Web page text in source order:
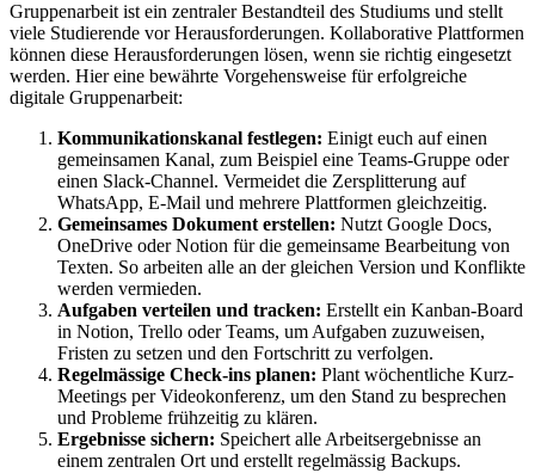
Gruppenarbeit ist ein zentraler Bestandteil des Studiums und stellt
viele Studierende vor Herausforderungen. Kollaborative Plattformen
können diese Herausforderungen lösen, wenn sie richtig eingesetzt
werden. Hier eine bewährte Vorgehensweise für erfolgreiche
digitale Gruppenarbeit:
Kommunikationskanal festlegen: Einigt euch auf einen
gemeinsamen Kanal, zum Beispiel eine Teams-Gruppe oder
einen Slack-Channel. Vermeidet die Zersplitterung auf
WhatsApp, E-Mail und mehrere Plattformen gleichzeitig.
Gemeinsames Dokument erstellen: Nutzt Google Docs,
OneDrive oder Notion für die gemeinsame Bearbeitung von
Texten. So arbeiten alle an der gleichen Version und Konflikte
werden vermieden.
Aufgaben verteilen und tracken: Erstellt ein Kanban-Board
in Notion, Trello oder Teams, um Aufgaben zuzuweisen,
Fristen zu setzen und den Fortschritt zu verfolgen.
Regelmässige Check-ins planen: Plant wöchentliche Kurz-
Meetings per Videokonferenz, um den Stand zu besprechen
und Probleme frühzeitig zu klären.
Ergebnisse sichern: Speichert alle Arbeitsergebnisse an
einem zentralen Ort und erstellt regelmässig Backups.